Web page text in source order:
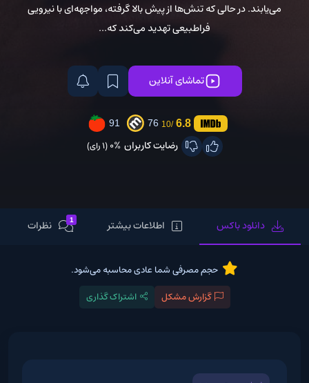
می‌یابند. در حالی که تنش‌ها از پیش بالا گرفته، مواجهه‌ای با نیرویی
فراطبیعی تهدید می‌کند که...
تماشای آنلاین
6.8
/10
76
91
رضایت کاربران 0% (1 رای)
دانلود باکس اطلاعات بیشتر 1 نظرات
حجم مصرفی شما عادی محاسبه می‌شود.
گزارش مشکل
اشتراک گذاری